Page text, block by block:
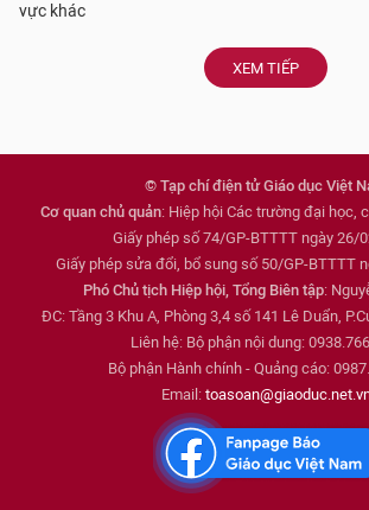
vực khác
XEM TIẾP
© Tạp chí điện tử Giáo dục Việt
Cơ quan chủ quản: Hiệp hội Các trường đại học,
Giấy phép số 74/GP-BTTTT ngày 26/
Giấy phép sửa đổi, bổ sung số 50/GP-BTTTT
Phó Chủ tịch Hiệp hội, Tổng Biên tập:
ĐC: Tầng 3 Khu A, Phòng 3,4 số 141 Lê Duẩn,
Liên hệ: Bộ phận nội dung:
Bộ phận Hành chính - Quảng cáo:
Email: